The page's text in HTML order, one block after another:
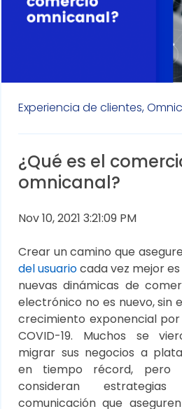
Experiencia de clientes,
¿Qué es el
omnicanal?
Nov 10, 2021 3:21:09 PM
Crear un camino que
del usuariocada vez mejor
nuevas dinámicas de
electrónico no es nuevo, sin
crecimiento exponencial
COVID-19. Muchos se
migrar sus negocios a
en tiempo récord, pero
consideran
comunicación que